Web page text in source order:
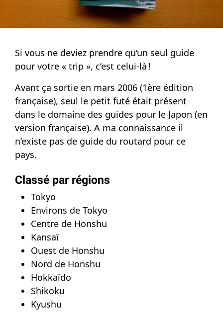
Si vous ne deviez prendre qu‘un seul guide
pour votre « trip », c‘est celui-là !
Avant ça sortie en mars 2006 (1ère édition
française), seul le petit futé était présent
dans le domaine des guides pour le Japon (en
version française). A ma connaissance il
n‘existe pas de guide du routard pour ce
pays.
Classé par régions
Tokyo
Environs de Tokyo
Centre de Honshu
Kansaï
Ouest de Honshu
Nord de Honshu
Hokkaïdo
Shikoku
Kyushu